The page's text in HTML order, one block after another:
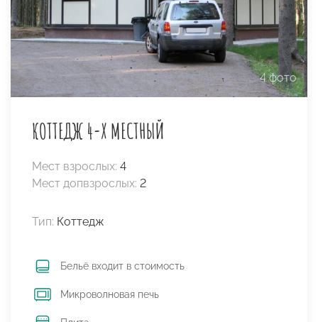
4 фото
КОТТЕДЖ 4-Х МЕСТНЫЙ
Мест взрослых: 4
Мест допвзрослых: 2
Тип: Коттедж
Бельё входит в стоимость
Микроволновая печь